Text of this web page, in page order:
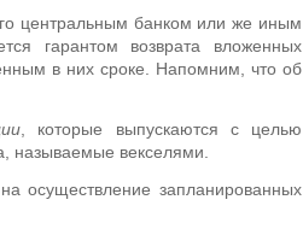
центральным банком или же иным
гарантом возврата вложенных
в них сроке. Напомним, что об
, которые выпускаются с целью
называемые векселями.
осуществление запланированных